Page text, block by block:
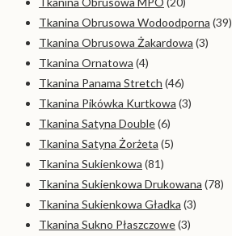
Tkanina Obrusowa Wodoodporna (39)
Tkanina Obrusowa Żakardowa (3)
Tkanina Ornatowa (4)
Tkanina Panama Stretch (46)
Tkanina Pikówka Kurtkowa (3)
Tkanina Satyna Double(6)
Tkanina Satyna Żorżeta (5)
Tkanina Sukienkowa (81)
Tkanina Sukienkowa Drukowana (78)
Tkanina Sukienkowa Gładka (3)
Tkanina Sukno Płaszczowe(3)